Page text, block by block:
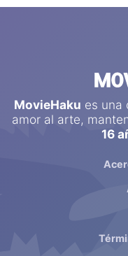
MovieHaku es una
amor al arte,
16